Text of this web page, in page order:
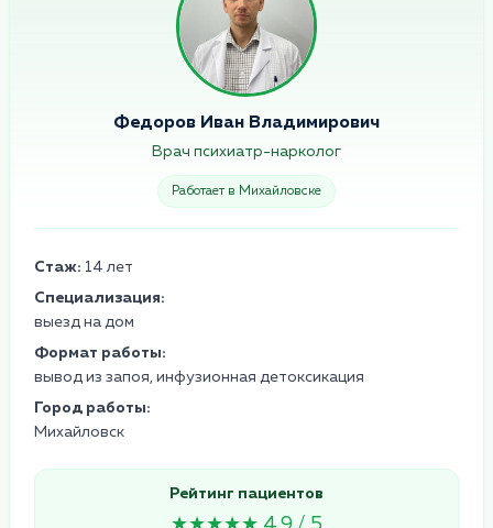
Федоров Иван Владимирович
Врач психиатр-нарколог
Работает в Михайловске
Стаж: 14 лет
Специализация:
выезд на дом
Формат работы:
вывод из запоя, инфузионная детоксикация
Город работы:
Михайловск
Рейтинг пациентов